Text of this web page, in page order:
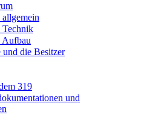
die Besitzer
319
und